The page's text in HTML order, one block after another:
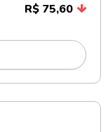
R$ 75,60